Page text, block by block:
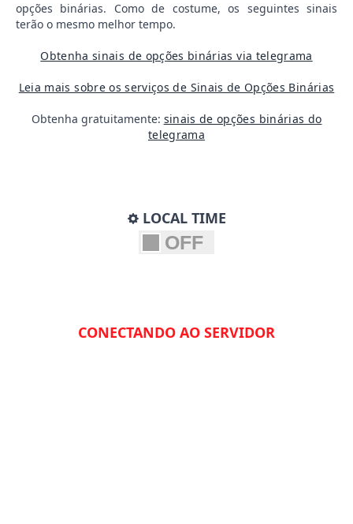
opções binárias. Como de costume, os seguintes sinais
terão o mesmo melhor tempo.
Obtenha sinais de opções binárias via telegrama
Leia mais sobre os serviços de Sinais de Opções Binárias
Obtenha gratuitamente: sinais de opções binárias do
telegrama
LOCAL TIME
CONECTANDO AO SERVIDOR